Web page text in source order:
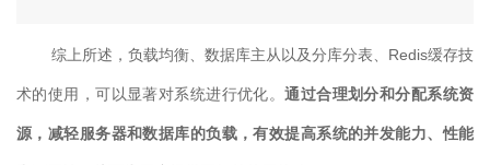
综上所述，负载均衡、数据库主从以及分库分表、Redis缓存技
术的使用，可以显著对系统进行优化。通过合理划分和分配系统资
源，减轻服务器和数据库的负载，有效提高系统的并发能力、性能